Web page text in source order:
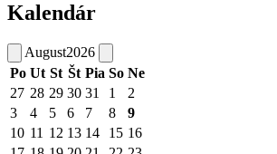
Kalendár
August2026
Po Ut St Št Pia So Ne
27 28 29 30 31 1
2
3
4 5 6 7 8
9
10 11 12 13 14 15 16